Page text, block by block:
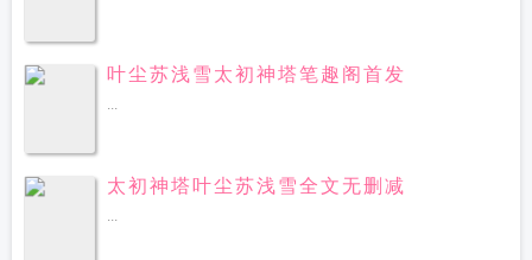
叶尘苏浅雪太初神塔笔趣阁首发
...
太初神塔叶尘苏浅雪全文无删减
...